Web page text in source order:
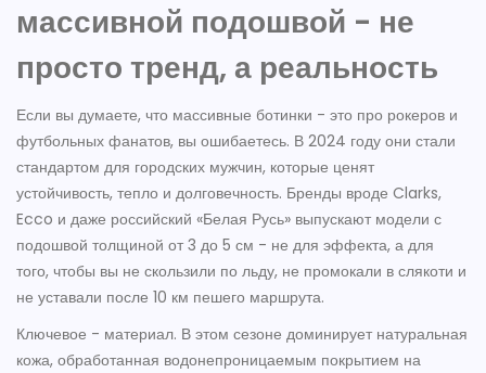
массивной подошвой - не
просто тренд, а реальность
Если вы думаете, что массивные ботинки - это про рокеров и
футбольных фанатов, вы ошибаетесь. В 2024 году они стали
стандартом для городских мужчин, которые ценят
устойчивость, тепло и долговечность. Бренды вроде Clarks,
Ecco и даже российский «Белая Русь» выпускают модели с
подошвой толщиной от 3 до 5 см - не для эффекта, а для
того, чтобы вы не скользили по льду, не промокали в слякоти и
не уставали после 10 км пешего маршрута.
Ключевое - материал. В этом сезоне доминирует натуральная
кожа, обработанная водонепроницаемым покрытием на